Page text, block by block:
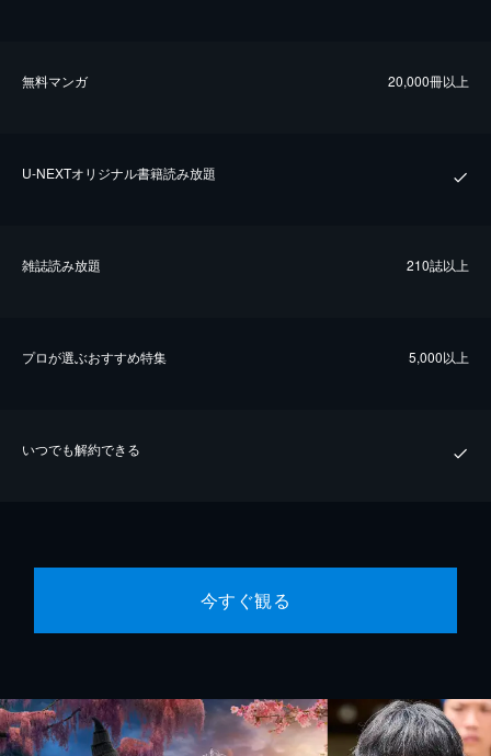
無料マンガ 20,000冊以上
U-NEXTオリジナル書籍読み放題
雑誌読み放題 210誌以上
プロが選ぶおすすめ特集 5,000以上
いつでも解約できる
今すぐ観る